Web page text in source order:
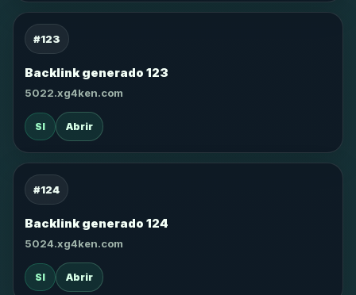
#123
Backlink generado 123
5022.xg4ken.com
SI Abrir
#124
Backlink generado 124
5024.xg4ken.com
SI Abrir